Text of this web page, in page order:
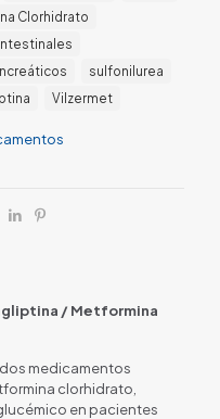
Clorhidrato
sulfonilurea
Vilzermet
/ Metformina
medicamentos
clorhidrato,
en pacientes